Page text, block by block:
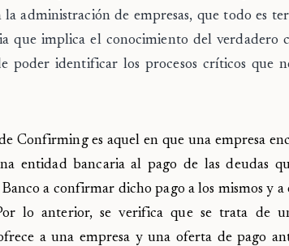
administración de empresas, que todo es
que implica el conocimiento del verdadero
poder identificar los procesos críticos que
Confirming es aquel en que una empresa
entidad bancaria al pago de las deudas
a confirmar dicho pago a los mismos y a
lo anterior, se verifica que se trata de
a una empresa y una oferta de pago